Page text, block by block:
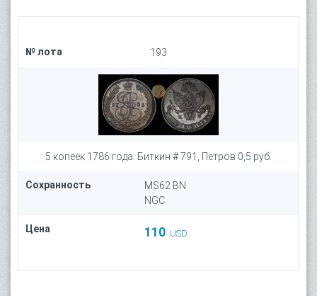
№ лота 193
5 копеек 1786 года. Биткин # 791, Петров 0,5 руб.
Сохранность
MS62 BN
NGC
Цена 110 USD